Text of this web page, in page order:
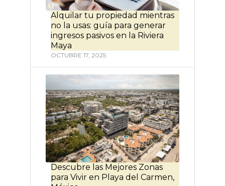
Alquilar tu propiedad mientras
no la usas: guía para generar
ingresos pasivos en la Riviera
Maya
OCTUBRE 17, 2025
Descubre las Mejores Zonas
para Vivir en Playa del Carmen,